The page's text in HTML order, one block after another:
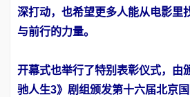
深打动，也希望更多人能从电影里
与前行的力量。
开幕式也举行了特别表彰仪式，由
驰人生3》剧组颁发第十六届北京